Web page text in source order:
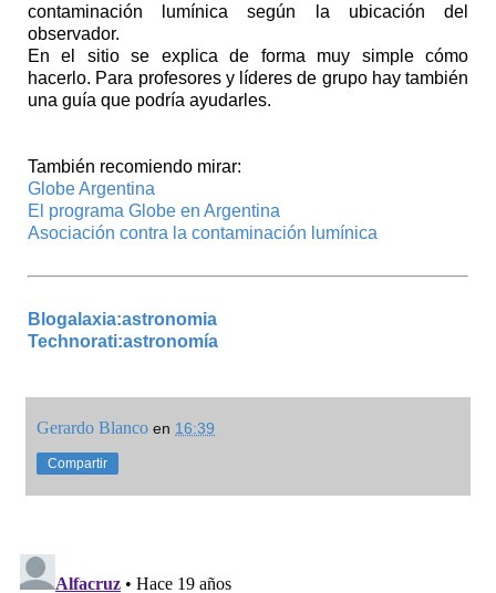
contaminación lumínica según la ubicación del
observador.
En el sitio se explica de forma muy simple cómo
hacerlo. Para profesores y líderes de grupo hay también
una guía que podría ayudarles.
También recomiendo mirar:
Globe Argentina
El programa Globe en Argentina
Asociación contra la contaminación lumínica
Blogalaxia:astronomia
Technorati:astronomía
Gerardo Blanco en 16:39
Compartir